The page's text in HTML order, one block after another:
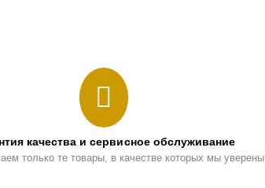
качества и сервисное обслуживание
только те товары, в качестве которых мы уверены